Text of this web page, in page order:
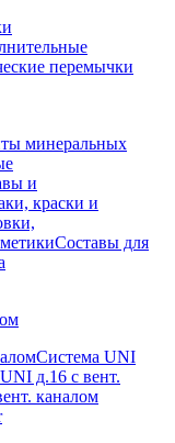
перемычки
минеральных
и
краски и
Составы для
Система UNI
д.16 с вент.
каналом